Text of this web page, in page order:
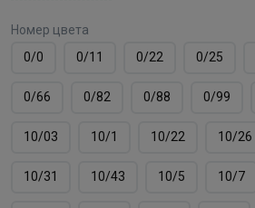
Номер цвета
0/0
0/11 0/22 0/25
0/66 0/82 0/88 0/99
10/03 10/1 10/22 10/26
10/31 10/43 10/5 10/7